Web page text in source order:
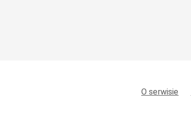
O serwisie